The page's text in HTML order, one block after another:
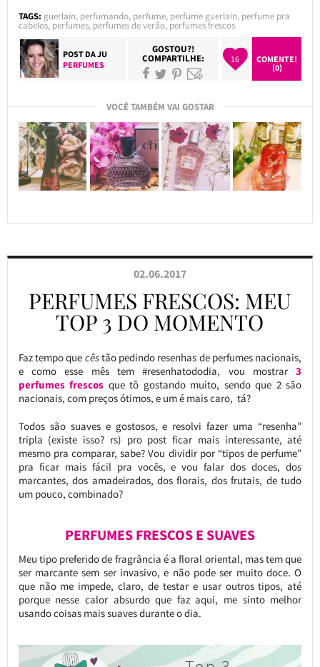
TAGS: guerlain, perfumando, perfume, perfume guerlain, perfume pra
cabelos, perfumes, perfumes de verão, perfumes frescos
POST DAJU
PERFUMES
GOSTOU?!
COMPARTILHE: 16
COMENTE!
(0)
VOCÊ TAMBÉM VAI GOSTAR
02.06.2017
PERFUMES FRESCOS: MEU
TOP 3 DO MOMENTO
Faz tempo que cêstão pedindo resenhas de perfumes nacionais,
e como esse mês tem #resenhatododia, vou mostrar3
perfumes frescos que tô gostando muito, sendo que 2 são
nacionais, com preços ótimos, e um é mais caro, tá?
Todos são suaves e gostosos, e resolvi fazer uma “resenha”
tripla (existe isso? rs) pro post ficar mais interessante, até
mesmo pra comparar, sabe? Vou dividir por “tipos de perfume”
pra ficar mais fácil pra vocês, e vou falar dos doces, dos
marcantes, dos amadeirados, dos florais, dos frutais, de tudo
um pouco, combinado?
PERFUMES FRESCOS E SUAVES
Meu tipo preferido de fragrância é a floral oriental, mas tem que
ser marcante sem ser invasivo, e não pode ser muito doce. O
que não me impede, claro, de testar e usar outros tipos, até
porque nesse calor absurdo que faz aqui, me sinto melhor
usando coisas mais suaves durante o dia.